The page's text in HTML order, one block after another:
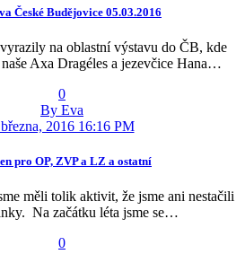
České Budějovice 05.03.2016
na oblastní výstavu do ČB, kde
Axa Dragéles a jezevčice Hana…
0
By Eva
2016 16:16 PM
pro OP, ZVP a LZ a ostatní
měli tolik aktivit, že jsme ani nestačili
Na začátku léta jsme se…
0